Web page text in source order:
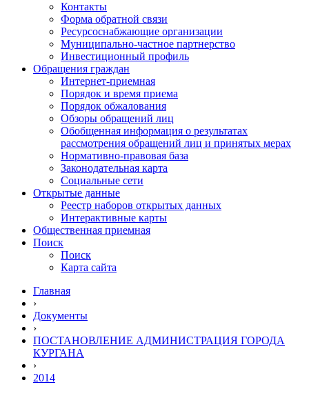
Контакты
Форма обратной связи
Ресурсоснабжающие организации
Муниципально-частное партнерство
Инвестиционный профиль
Обращения граждан
Интернет-приемная
Порядок и время приема
Порядок обжалования
Обзоры обращений лиц
Обобщенная информация о результатах
рассмотрения обращений лиц и принятых мерах
Нормативно-правовая база
Законодательная карта
Социальные сети
Открытые данные
Реестр наборов открытых данных
Интерактивные карты
Общественная приемная
Поиск
Поиск
Карта сайта
Главная
›
Документы
›
ПОСТАНОВЛЕНИЕ АДМИНИСТРАЦИЯ ГОРОДА
КУРГАНА
›
2014